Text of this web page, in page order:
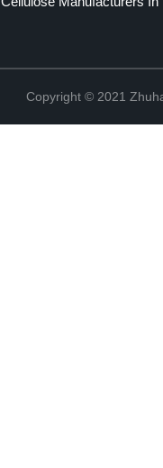
Copyright © 2021